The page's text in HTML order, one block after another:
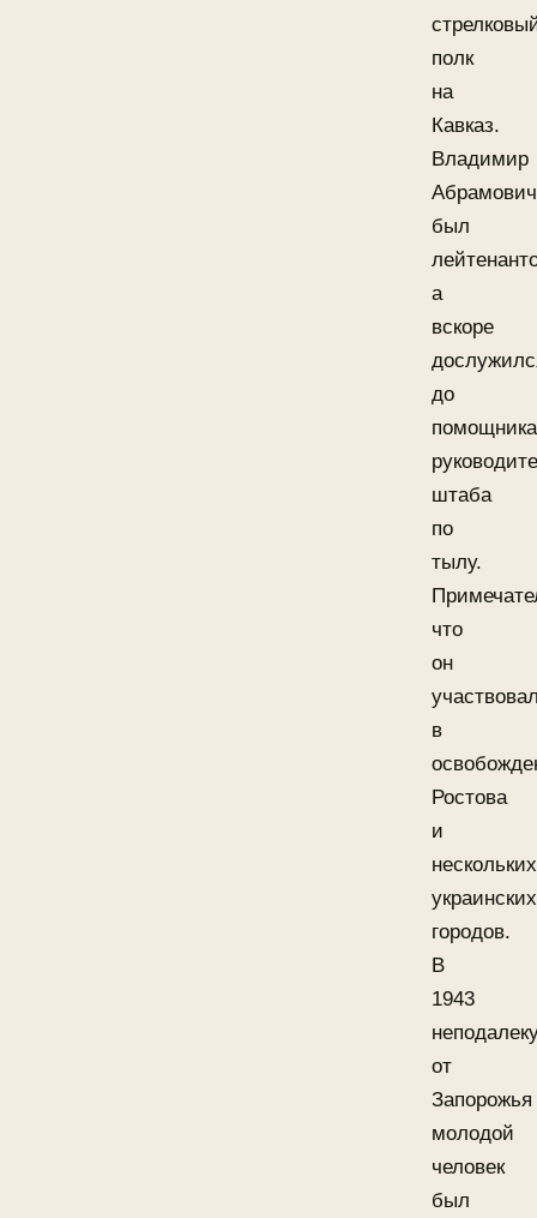
полк
на
Кавказ.
Владимир
Абрамович
был
а
вскоре
до
помощника
штаба
по
тылу.
что
он
в
Ростова
и
нескольких
украинских
городов.
В
1943
от
Запорожья
молодой
человек
был